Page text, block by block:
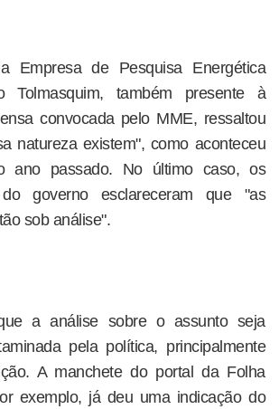
Empresa de Pesquisa Energética
Tolmasquim, também presente à
convocada pelo MME, ressaltou
natureza existem", como aconteceu
ano passado. No último caso, os
do governo esclareceram que "as
sob análise".
a análise sobre o assunto seja
pela política, principalmente
A manchete do portal da Folha
exemplo, já deu uma indicação do